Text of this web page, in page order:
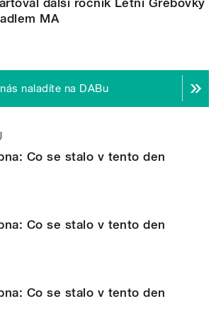
MA
naladíte na DABu
Co se stalo v tento den
Co se stalo v tento den
Co se stalo v tento den